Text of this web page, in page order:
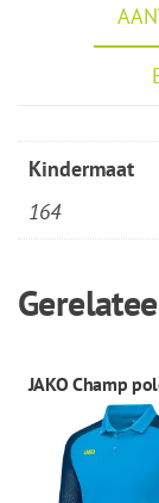
Kindermaat
164
JAKO Champ